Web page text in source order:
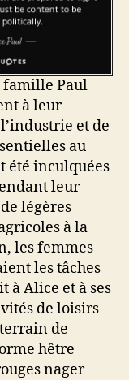
famille Paul
à leur
et de
au
été inculquées
leur
légères
à la
les femmes
les tâches
à Alice et à ses
de loisirs
de
hêtre
nager